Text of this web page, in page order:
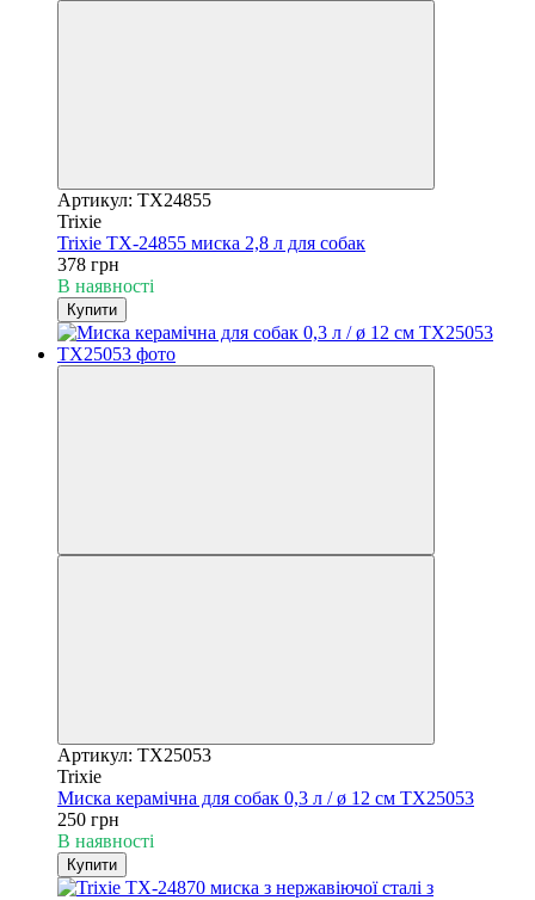
Артикул: TX24855
Trixie
Trixie TX-24855 миска 2,8 л для собак
378 грн
В наявності
Купити
Артикул: TX25053
Trixie
Миска керамічна для собак 0,3 л / ø 12 см TX25053
250 грн
В наявності
Купити